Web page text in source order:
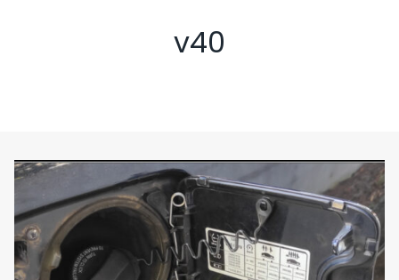
v40